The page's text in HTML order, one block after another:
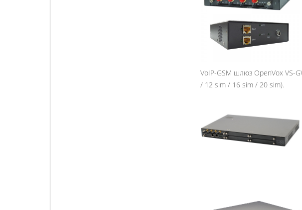
VoIP-GSM шлюз OpenVox VS-
/ 12 sim / 16 sim / 20 sim).